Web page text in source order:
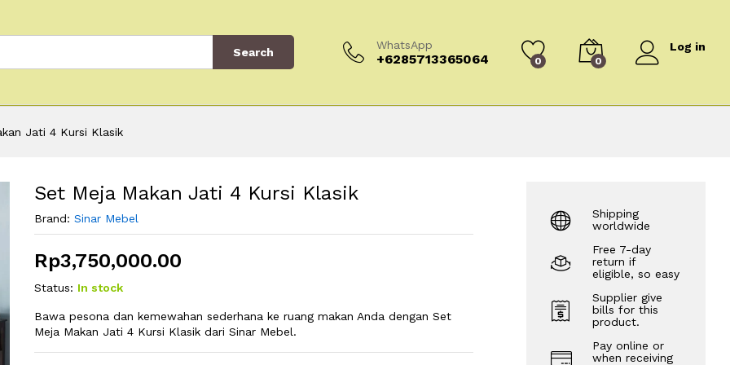
Search
WhatsApp
+6285713365064 0 0
Log in
Jati 4 Kursi Klasik
Set Meja Makan Jati 4 Kursi Klasik
Brand: Sinar Mebel
Rp3,750,000.00
Status: In stock
Bawa pesona dan kemewahan sederhana ke ruang makan Anda dengan Set
Meja Makan Jati 4 Kursi Klasik dari Sinar Mebel.
Shipping
worldwide
Free 7-day
return if
eligible, so easy
Supplier give
bills for this
product.
Pay online or
when receiving